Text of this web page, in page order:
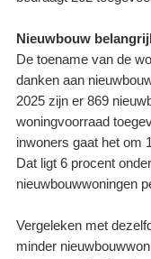
Nieuwbouw
De toename van de
danken aan
2025 zijn er 869
woningvoorraad
inwoners gaat het om
Dat ligt 6 procent
nieuwbouwwoningen
Vergeleken met
minder